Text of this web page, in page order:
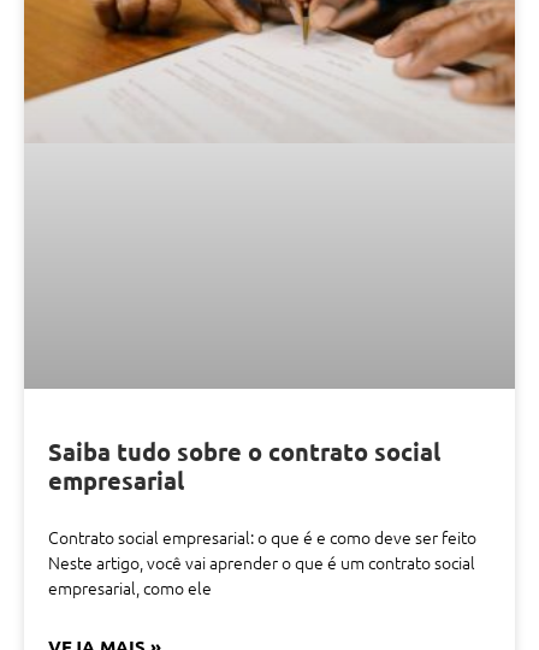
Saiba tudo sobre o contrato social
empresarial
Contrato social empresarial: o que é e como deve ser feito
Neste artigo, você vai aprender o que é um contrato social
empresarial, como ele